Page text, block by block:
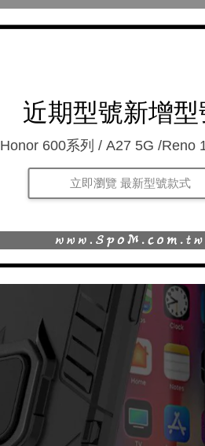
近期型號新增型
Honor 600系列 / A27 5G /Reno
立即瀏覽 最新型號款式